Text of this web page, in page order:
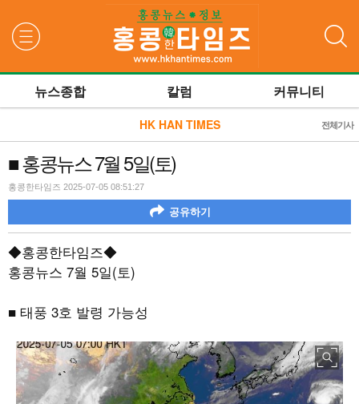
뉴스종합 칼럼 커뮤니티
HK HAN TIMES 전체기사
■ 홍콩뉴스 7월 5일(토)
홍콩한타임즈 2025-07-05 08:51:27
공유하기
◆홍콩한타임즈◆
홍콩뉴스 7월 5일(토)
■ 태풍 3호 발령 가능성